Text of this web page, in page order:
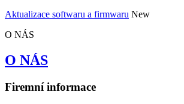
Aktualizace softwaru a firmwaru New
O NÁS
O NÁS
Firemní informace